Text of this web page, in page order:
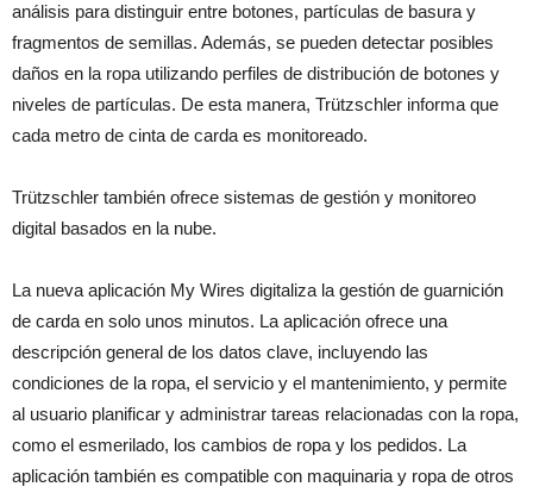
análisis para distinguir entre botones, partículas de basura y
fragmentos de semillas. Además, se pueden detectar posibles
daños en la ropa utilizando perfiles de distribución de botones y
niveles de partículas. De esta manera, Trützschler informa que
cada metro de cinta de carda es monitoreado.
Trützschler también ofrece sistemas de gestión y monitoreo
digital basados en la nube.
La nueva aplicación My Wires digitaliza la gestión de guarnición
de carda en solo unos minutos. La aplicación ofrece una
descripción general de los datos clave, incluyendo las
condiciones de la ropa, el servicio y el mantenimiento, y permite
al usuario planificar y administrar tareas relacionadas con la ropa,
como el esmerilado, los cambios de ropa y los pedidos. La
aplicación también es compatible con maquinaria y ropa de otros